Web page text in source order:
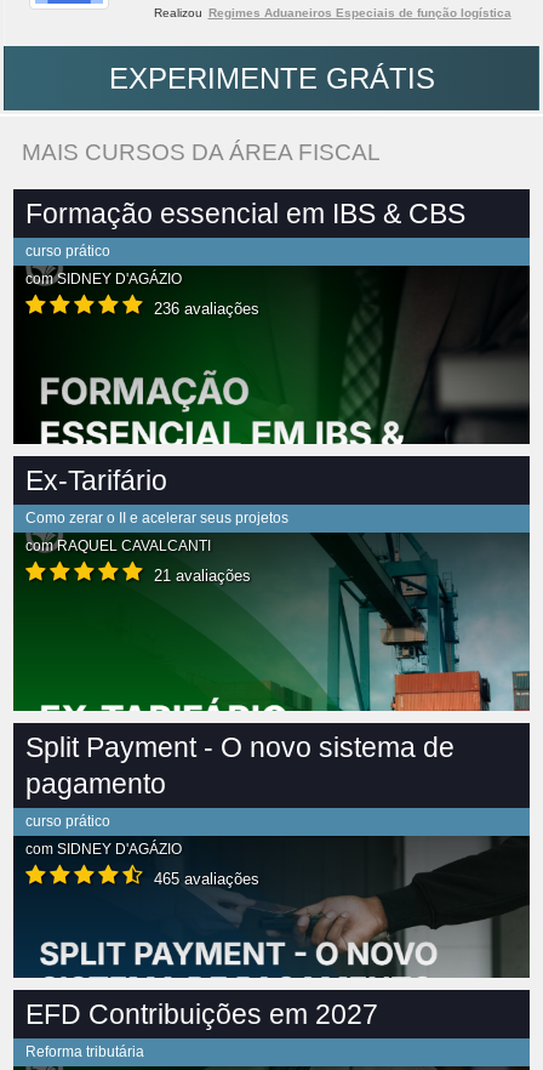
Realizou Regimes Aduaneiros Especiais de função logística
EXPERIMENTE GRÁTIS
MAIS CURSOS DA ÁREA FISCAL
Formação essencial em IBS & CBS
curso prático
comSIDNEY D'AGÁZIO
236 avaliações
Ex-Tarifário
Como zerar o II e acelerar seus projetos
comRAQUEL CAVALCANTI
21 avaliações
Split Payment - O novo sistema de
pagamento
curso prático
com SIDNEY D'AGÁZIO
465 avaliações
EFD Contribuições em 2027
Reforma tributária